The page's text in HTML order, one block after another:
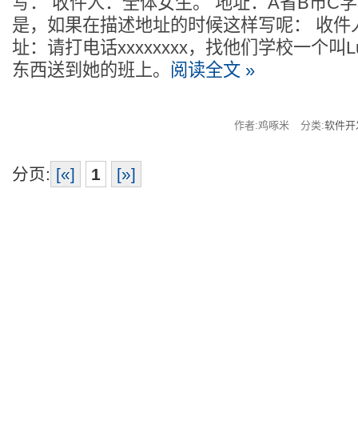
是，如果在描述地址的时候这样写呢： 收件
址：请打电话xxxxxxxx，找他们学校一个叫
东西送到她的班上。 阅读全文 »
作者:鸡啄米 分类:软件开
分页: [«] 1 [»]